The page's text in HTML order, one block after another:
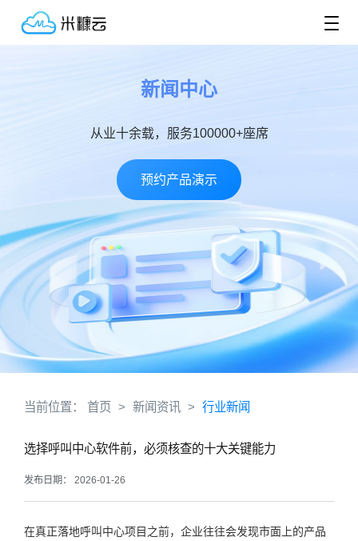
新闻中心
从业十余载，服务100000+座席
预约产品演示
当前位置： 首页 > 新闻资讯 > 行业新闻
选择呼叫中心软件前，必须核查的十大关键能力
发布日期： 2026-01-26
在真正落地呼叫中心项目之前，企业往往会发现市面上的产品